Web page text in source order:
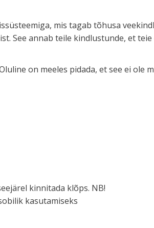
mis tagab tõhusa
annab teile kindlustunde, et teie
on meeles pidada, et see ei ole
kinnitada klõps. NB!
kasutamiseks